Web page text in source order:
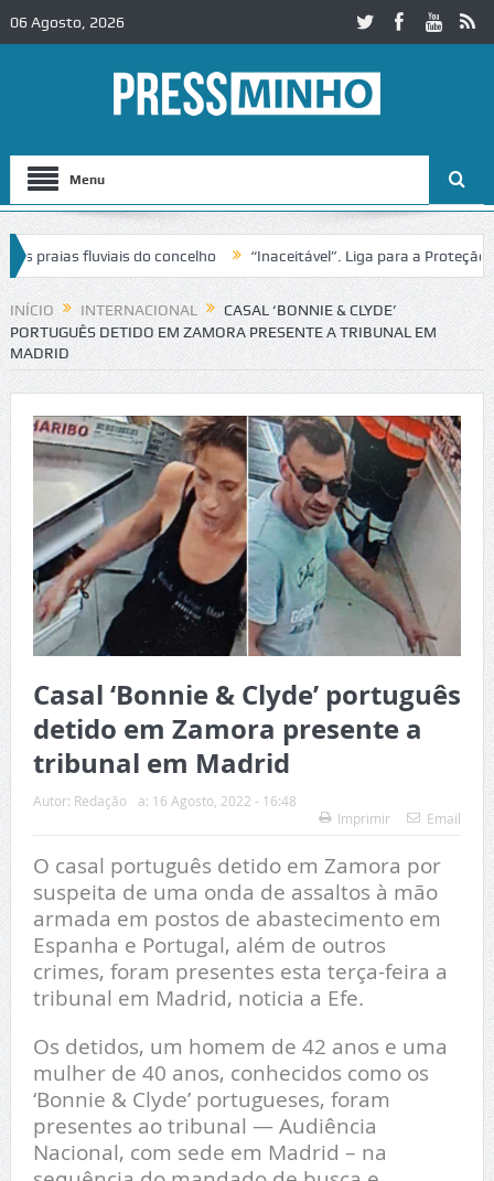
06 Agosto, 2026
Menu
fluviais do concelho “Inaceitável”. Liga para a Proteção da
trânsito no IC2 em Alcobaça Igreja do Castelo de Cerveira
INÍCIO INTERNACIONAL
CASAL ‘BONNIE & CLYDE’
PORTUGUÊS DETIDO EM ZAMORA PRESENTE A TRIBUNAL EM
MADRID
Casal ‘Bonnie & Clyde’ português
detido em Zamora presente a
tribunal em Madrid
Autor: Redação a: 16 Agosto, 2022 - 16:48
Imprimir
Email
O casal português detido em Zamora por
suspeita de uma onda de assaltos à mão
armada em postos de abastecimento em
Espanha e Portugal, além de outros
crimes, foram presentes esta terça-feira a
tribunal em Madrid, noticia a Efe.
Os detidos, um homem de 42 anos e uma
mulher de 40 anos, conhecidos como os
‘Bonnie & Clyde’ portugueses, foram
presentes ao tribunal — Audiência
Nacional, com sede em Madrid – na